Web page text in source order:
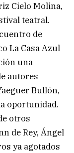
Cielo Molina,
teatral.
de
La Casa Azul
una
autores
Bullón,
oportunidad.
otros
de Rey, Ángel
ya agotados